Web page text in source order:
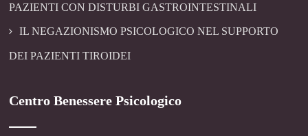
PAZIENTI CON DISTURBI GASTROINTESTINALI
IL NEGAZIONISMO PSICOLOGICO NEL SUPPORTO
DEI PAZIENTI TIROIDEI
Centro Benessere Psicologico